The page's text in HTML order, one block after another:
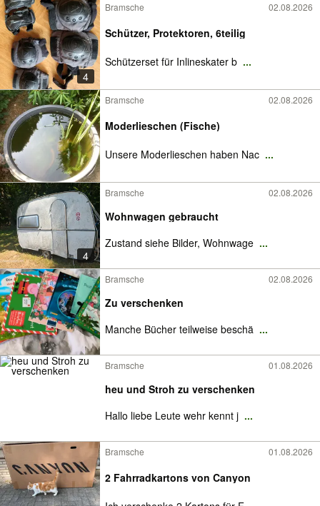
4
Bramsche 02.08.2026
Schützer, Protektoren, 6teilig
Schützerset für Inlineskater b ...
Bramsche 02.08.2026
Moderlieschen (Fische)
Unsere Moderlieschen haben Nac ...
4
Bramsche 02.08.2026
Wohnwagen gebraucht
Zustand siehe Bilder, Wohnwage ...
Bramsche 02.08.2026
Zu verschenken
Manche Bücher teilweise beschä ...
Bramsche 01.08.2026
heu und Stroh zu verschenken
Hallo liebe Leute wehr kennt j ...
Bramsche 01.08.2026
2 Fahrradkartons von Canyon